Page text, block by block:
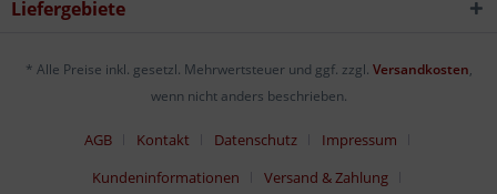
Liefergebiete
* Alle Preise inkl. gesetzl. Mehrwertsteuer und ggf. zzgl. Versandkosten,
wenn nicht anders beschrieben.
AGB Kontakt Datenschutz
Impressum
Kundeninformationen
Versand & Zahlung